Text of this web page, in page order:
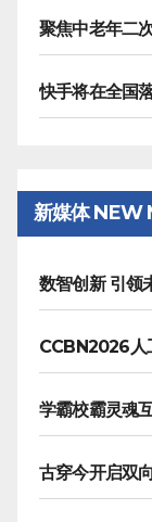
新媒体 NEW
数智创新 引
CCBN2026人